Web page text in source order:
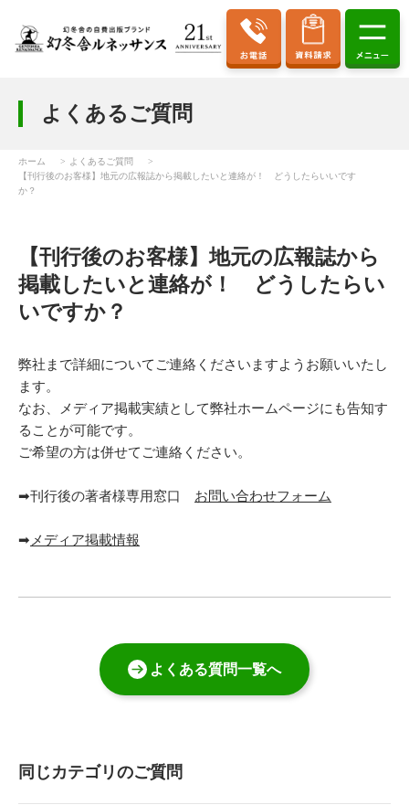
よくあるご質問
ホーム
よくあるご質問
【刊行後のお客様】地元の広報誌から掲載したいと連絡が！ どうしたらいいです
か？
【刊行後のお客様】地元の広報誌から
掲載したいと連絡が！ どうしたらい
いですか？
弊社まで詳細についてご連絡くださいますようお願いいたし
ます。
なお、メディア掲載実績として弊社ホームページにも告知す
ることが可能です。
ご希望の方は併せてご連絡ください。
➡刊行後の著者様専用窓口 お問い合わせフォーム
➡ メディア掲載情報
よくある質問一覧へ
同じカテゴリのご質問